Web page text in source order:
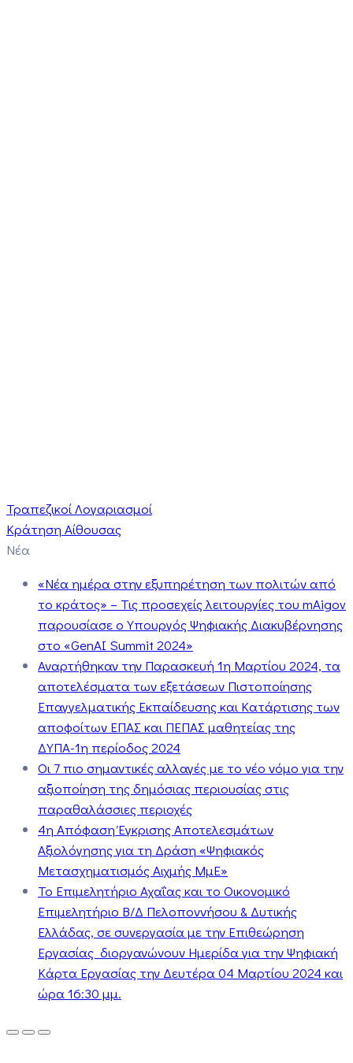
Τραπεζικοί Λογαριασμοί
Κράτηση Αίθουσας
Νέα
«Νέα ημέρα στην εξυπηρέτηση των πολιτών από
το κράτος» – Τις προσεχείς λειτουργίες του mAigov
παρουσίασε ο Υπουργός Ψηφιακής Διακυβέρνησης
στο «GenAI Summit 2024»
Αναρτήθηκαν την Παρασκευή 1η Μαρτίου 2024, τα
αποτελέσματα των εξετάσεων Πιστοποίησης
Επαγγελματικής Εκπαίδευσης και Κατάρτισης των
αποφοίτων ΕΠΑΣ και ΠΕΠΑΣ μαθητείας της
ΔΥΠΑ-1η περίοδος 2024
Οι 7 πιο σημαντικές αλλαγές με το νέο νόμο για την
αξιοποίηση της δημόσιας περιουσίας στις
παραθαλάσσιες περιοχές
4η Απόφαση Έγκρισης Αποτελεσμάτων
Αξιολόγησης για τη Δράση «Ψηφιακός
Μετασχηματισμός Αιχμής ΜμΕ»
Το Επιμελητήριο Αχαΐας και το Οικονομικό
Επιμελητήριο Β/Δ Πελοποννήσου & Δυτικής
Ελλάδας, σε συνεργασία με την Επιθεώρηση
Εργασίας διοργανώνουν Ημερίδα για την Ψηφιακή
Κάρτα Εργασίας την Δευτέρα 04 Μαρτίου 2024 και
ώρα 16:30 μμ.